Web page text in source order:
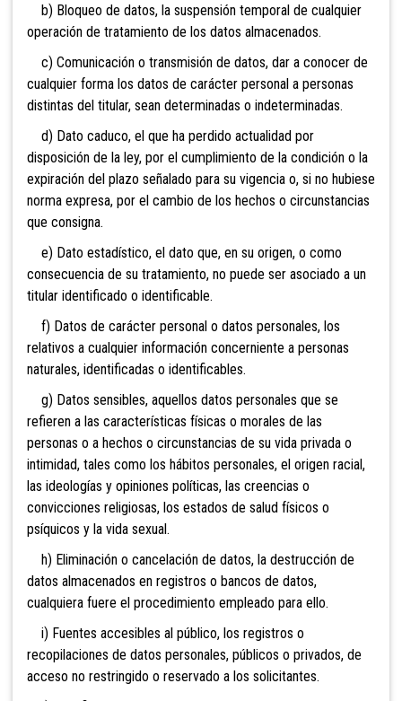
b) Bloqueo de datos, la suspensión temporal de cualquier
operación de tratamiento de los datos almacenados.
c) Comunicación o transmisión de datos, dar a conocer de
cualquier forma los datos de carácter personal a personas
distintas del titular, sean determinadas o indeterminadas.
d) Dato caduco, el que ha perdido actualidad por
disposición de la ley, por el cumplimiento de la condición o la
expiración del plazo señalado para su vigencia o, si no hubiese
norma expresa, por el cambio de los hechos o circunstancias
que consigna.
e) Dato estadístico, el dato que, en su origen, o como
consecuencia de su tratamiento, no puede ser asociado a un
titular identificado o identificable.
f) Datos de carácter personal o datos personales, los
relativos a cualquier información concerniente a personas
naturales, identificadas o identificables.
g) Datos sensibles, aquellos datos personales que se
refieren a las características físicas o morales de las
personas o a hechos o circunstancias de su vida privada o
intimidad, tales como los hábitos personales, el origen racial,
las ideologías y opiniones políticas, las creencias o
convicciones religiosas, los estados de salud físicos o
psíquicos y la vida sexual.
h) Eliminación o cancelación de datos, la destrucción de
datos almacenados en registros o bancos de datos,
cualquiera fuere el procedimiento empleado para ello.
i) Fuentes accesibles al público, los registros o
recopilaciones de datos personales, públicos o privados, de
acceso no restringido o reservado a los solicitantes.